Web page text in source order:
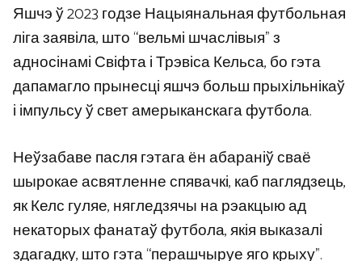
Яшчэ ў 2023 годзе Нацыянальная футбольная
ліга заявіла, што “вельмі шчаслівыя” з
адносінамі Свіфта і Трэвіса Кельса, бо гэта
дапамагло прынесці яшчэ больш прыхільнікаў
і імпульсу ў свет амерыканскага футбола.
Неўзабаве пасля гэтага ён абараніў сваё
шырокае асвятленне спявачкі, каб паглядзець,
як Келс гуляе, нягледзячы на рэакцыю ад
некаторых фанатаў футбола, якія выказалі
здагадку, што гэта “перашчыруе яго крыху”.